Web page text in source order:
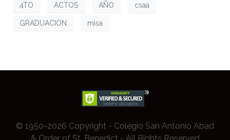
4TO ACTOS AÑO csaa
GRADUACION misa
© 1950-2026 Copyright - Colegio San Antonio Abad